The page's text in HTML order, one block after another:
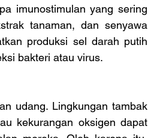
imunostimulan yang sering
tanaman, dan senyawa
produksi sel darah putih
bakteri atau virus.
udang. Lingkungan tambak
kekurangan oksigen dapat